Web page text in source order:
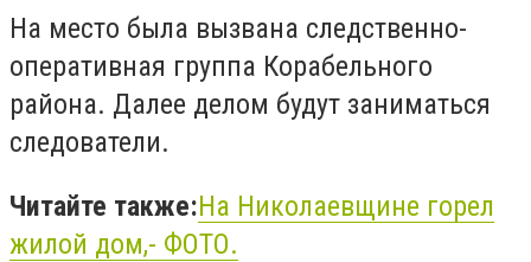
На место была вызвана следственно-
оперативная группа Корабельного
района. Далее делом будут заниматься
следователи.
Читайте также:На Николаевщине горел
жилой дом,- ФОТО.